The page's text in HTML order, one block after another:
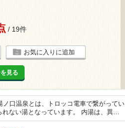
/ 19件
お気に入りに追加
見る
口温泉とは、トロッコ電車で繋がってい
れない湯となっています。 内湯は、異…